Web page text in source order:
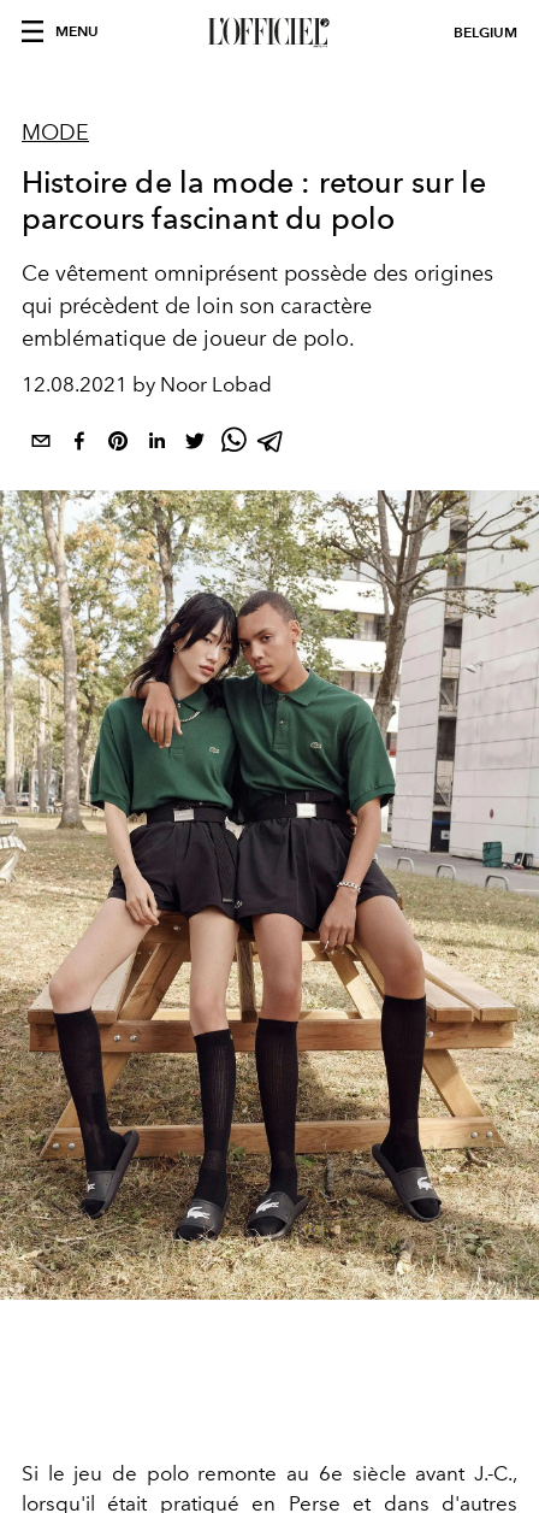
MENU BELGIUM
MODE
Histoire de la mode : retour sur le
parcours fascinant du polo
Ce vêtement omniprésent possède des origines
qui précèdent de loin son caractère
emblématique de joueur de polo.
12.08.2021 by Noor Lobad
Si le jeu de polo remonte au 6e siècle avant J.-C.,
lorsqu'il était pratiqué en Perse et dans d'autres